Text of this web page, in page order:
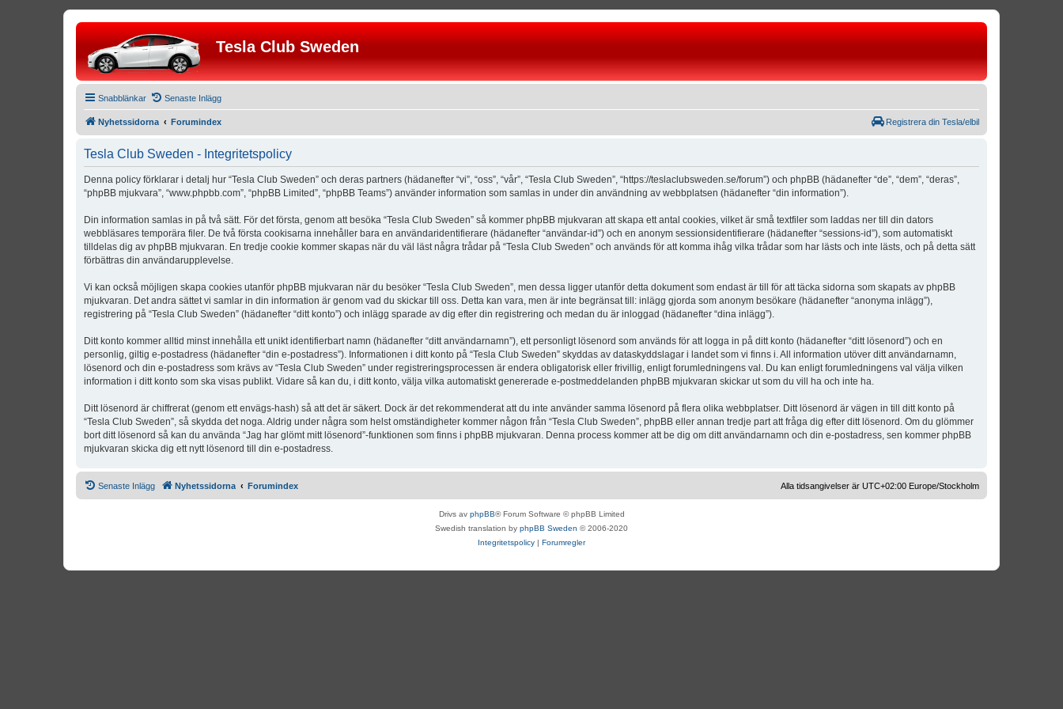
Tesla Club Sweden
Snabblänkar Senaste Inlägg
Nyhetssidorna Forumindex Registrera din Tesla/elbil
Tesla Club Sweden - Integritetspolicy
Denna policy förklarar i detalj hur “Tesla Club Sweden” och deras partners (hädanefter “vi”, “oss”, “vår”, “Tesla Club Sweden”, “https://teslaclubsweden.se/forum”) och phpBB (hädanefter “de”, “dem”, “deras”,
“phpBB mjukvara”, “www.phpbb.com”, “phpBB Limited”, “phpBB Teams”) använder information som samlas in under din användning av webbplatsen (hädanefter “din information”).
Din information samlas in på två sätt. För det första, genom att besöka “Tesla Club Sweden” så kommer phpBB mjukvaran att skapa ett antal cookies, vilket är små textfiler som laddas ner till din dators
webbläsares temporära filer. De två första cookisarna innehåller bara en användaridentifierare (hädanefter “användar-id”) och en anonym sessionsidentifierare (hädanefter “sessions-id”), som automatiskt
tilldelas dig av phpBB mjukvaran. En tredje cookie kommer skapas när du väl läst några trådar på “Tesla Club Sweden” och används för att komma ihåg vilka trådar som har lästs och inte lästs, och på detta sätt
förbättras din användarupplevelse.
Vi kan också möjligen skapa cookies utanför phpBB mjukvaran när du besöker “Tesla Club Sweden”, men dessa ligger utanför detta dokument som endast är till för att täcka sidorna som skapats av phpBB
mjukvaran. Det andra sättet vi samlar in din information är genom vad du skickar till oss. Detta kan vara, men är inte begränsat till: inlägg gjorda som anonym besökare (hädanefter “anonyma inlägg”),
registrering på “Tesla Club Sweden” (hädanefter “ditt konto”) och inlägg sparade av dig efter din registrering och medan du är inloggad (hädanefter “dina inlägg”).
Ditt konto kommer alltid minst innehålla ett unikt identifierbart namn (hädanefter “ditt användarnamn”), ett personligt lösenord som används för att logga in på ditt konto (hädanefter “ditt lösenord”) och en
personlig, giltig e-postadress (hädanefter “din e-postadress”). Informationen i ditt konto på “Tesla Club Sweden” skyddas av dataskyddslagar i landet som vi finns i. All information utöver ditt användarnamn,
lösenord och din e-postadress som krävs av “Tesla Club Sweden” under registreringsprocessen är endera obligatorisk eller frivillig, enligt forumledningens val. Du kan enligt forumledningens val välja vilken
information i ditt konto som ska visas publikt. Vidare så kan du, i ditt konto, välja vilka automatiskt genererade e-postmeddelanden phpBB mjukvaran skickar ut som du vill ha och inte ha.
Ditt lösenord är chiffrerat (genom ett envägs-hash) så att det är säkert. Dock är det rekommenderat att du inte använder samma lösenord på flera olika webbplatser. Ditt lösenord är vägen in till ditt konto på
“Tesla Club Sweden”, så skydda det noga. Aldrig under några som helst omständigheter kommer någon från “Tesla Club Sweden”, phpBB eller annan tredje part att fråga dig efter ditt lösenord. Om du glömmer
bort ditt lösenord så kan du använda “Jag har glömt mitt lösenord”-funktionen som finns i phpBB mjukvaran. Denna process kommer att be dig om ditt användarnamn och din e-postadress, sen kommer phpBB
mjukvaran skicka dig ett nytt lösenord till din e-postadress.
Senaste Inlägg Nyhetssidorna Forumindex Alla tidsangivelser är UTC+02:00 Europe/Stockholm
Drivs av phpBB® Forum Software © phpBB Limited
Swedish translation by phpBB Sweden © 2006-2020
Integritetspolicy | Forumregler